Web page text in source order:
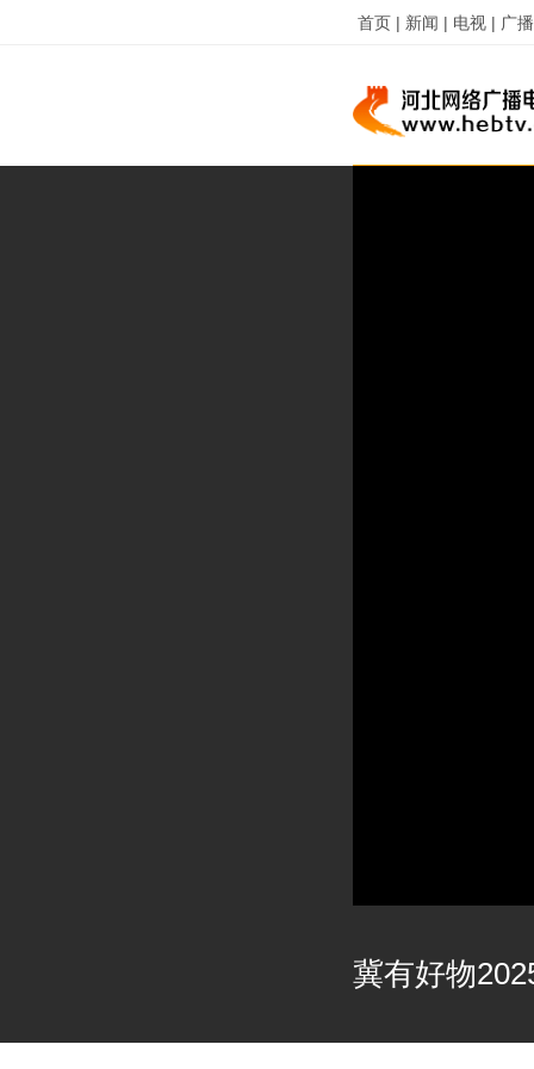
首页 | 新闻 | 电视 | 广
冀有好物